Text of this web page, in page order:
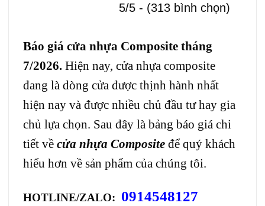
5/5 - (313 bình chọn)
Báo giá cửa nhựa Composite tháng
7/2026. Hiện nay, cửa nhựa composite
đang là dòng cửa được thịnh hành nhất
hiện nay và được nhiều chủ đầu tư hay gia
chủ lựa chọn. Sau đây là bảng báo giá chi
tiết về cửa nhựa Composite để quý khách
hiểu hơn về sản phẩm của chúng tôi.
HOTLINE/ZALO: 0914548127